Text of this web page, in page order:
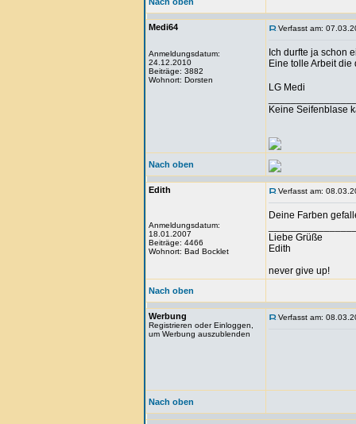
Medi64
Anmeldungsdatum:
24.12.2010
Beiträge: 3882
Wohnort: Dorsten
Verfasst am:
Ich durfte ja schon
Eine tolle Arbeit
LG Medi
Keine Seifenblase
Nach oben
Edith
Anmeldungsdatum:
18.01.2007
Beiträge: 4466
Wohnort: Bad Bocklet
Verfasst am:
Deine Farben
Liebe Grüße
Edith
never give up!
Nach oben
Werbung
Registrieren oder Einloggen,
um Werbung auszublenden
Verfasst am:
Nach oben